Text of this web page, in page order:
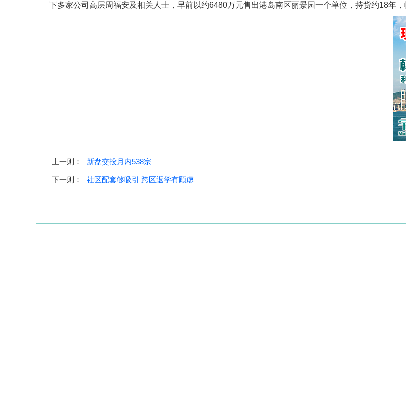
下多家公司高层周福安及相关人士，早前以约6480万元售出港岛南区丽景园一个单位，持货约18年，
上一则： 新盘交投月内538宗
下一则： 社区配套够吸引 跨区返学有顾虑